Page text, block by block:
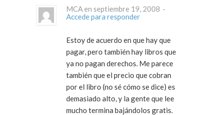
MCA en septiembre 19, 2008 ·
Accede para responder
Estoy de acuerdo en que hay que
pagar, pero también hay libros que
ya no pagan derechos. Me parece
también que el precio que cobran
por el libro (no sé cómo se dice) es
demasiado alto, y la gente que lee
mucho termina bajándolos gratis.